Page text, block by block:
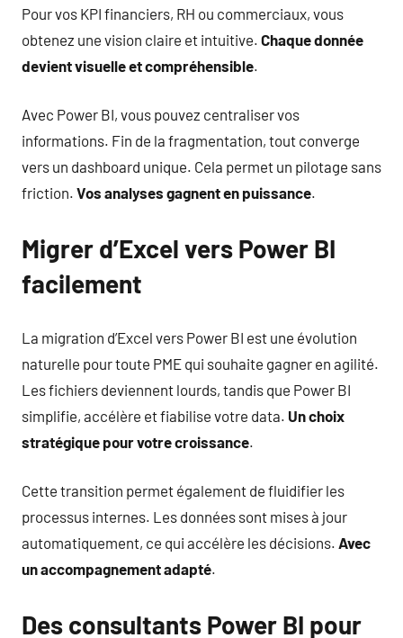
Pour vos KPI financiers, RH ou commerciaux, vous
obtenez une vision claire et intuitive. Chaque donnée
devient visuelle et compréhensible.
Avec Power BI, vous pouvez centraliser vos
informations. Fin de la fragmentation, tout converge
vers un dashboard unique. Cela permet un pilotage sans
friction. Vos analyses gagnent en puissance.
Migrer d’Excel vers Power BI
facilement
La migration d’Excel vers Power BI est une évolution
naturelle pour toute PME qui souhaite gagner en agilité.
Les fichiers deviennent lourds, tandis que Power BI
simplifie, accélère et fiabilise votre data. Un choix
stratégique pour votre croissance.
Cette transition permet également de fluidifier les
processus internes. Les données sont mises à jour
automatiquement, ce qui accélère les décisions. Avec
un accompagnement adapté.
Des consultants Power BI pour